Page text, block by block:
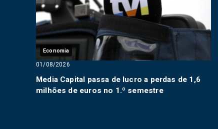
Economia
01/08/2026
Media Capital passa de lucro a perdas de 1,6
milhões de euros no 1.º semestre